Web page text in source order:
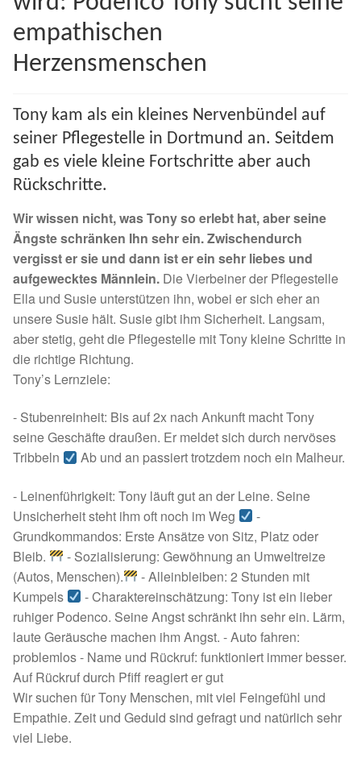
Spenden 2023
Juli bis Dezember 2023
Januar bis Juni 2023
Spenden 2022
Juli bis Dezember 2022
Januar bis Juni 2022
Spenden 2021
Juli bis Dezember 2021
Fördermitgliedschaft
Auslandstierschutz
Schutzgebühr
Unsere Notnasen
Notnasen in Deutschland
Notnasen noch im Ausland
Notnasen mit Handicap
Wichtige Gedanken vor der Adoption
Sicherheitsgeschirr
empathischen
Herzensmenschen
Tony kam als ein kleines Nervenbündel auf
seiner Pflegestelle in Dortmund an. Seitdem
gab es viele kleine Fortschritte aber auch
Rückschritte.
Wir wissen nicht, was Tony so erlebt hat, aber seine
Ängste schränken Ihn sehr ein. Zwischendurch
vergisst er sie und dann ist er ein sehr liebes und
aufgewecktes Männlein. Die Vierbeiner der Pflegestelle
Ella und Susie unterstützen ihn, wobei er sich eher an
unsere Susie hält. Susie gibt ihm Sicherheit. Langsam,
aber stetig, geht die Pflegestelle mit Tony kleine Schritte in
die richtige Richtung.
Tony’s Lernziele:
- Stubenreinheit: Bis auf 2x nach Ankunft macht Tony
seine Geschäfte draußen. Er meldet sich durch nervöses
Tribbeln
Ab und an passiert trotzdem noch ein Malheur.
- Leinenführigkeit: Tony läuft gut an der Leine. Seine
Unsicherheit steht ihm oft noch im Weg
-
Grundkommandos: Erste Ansätze von Sitz, Platz oder
Bleib.
- Sozialisierung: Gewöhnung an Umweltreize
(Autos, Menschen).
- Alleinbleiben: 2 Stunden mit
Kumpels
- Charaktereinschätzung: Tony ist ein lieber
ruhiger Podenco. Seine Angst schränkt ihn sehr ein. Lärm,
laute Geräusche machen ihm Angst. - Auto fahren:
problemlos - Name und Rückruf: funktioniert immer besser.
Auf Rückruf durch Pfiff reagiert er gut
Wir suchen für Tony Menschen, mit viel Feingefühl und
Empathie. Zeit und Geduld sind gefragt und natürlich sehr
viel Liebe.